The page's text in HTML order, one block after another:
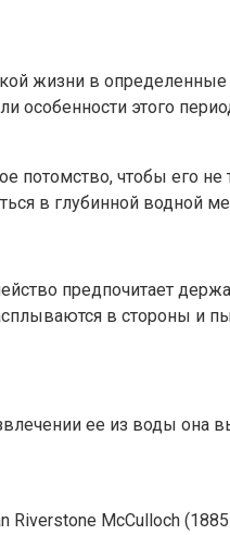
жизни в
особенности этого
потомство, чтобы его
в глубинной водной
предпочитает
в стороны и
ее из воды
Riverstone McCulloch